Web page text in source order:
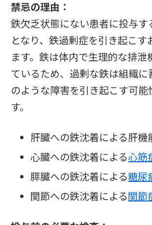
禁忌の理由：
鉄欠乏状態にない患者に投与す
となり、鉄過剰症を引き起こす
ます。鉄は体内で生理的な排泄
ているため、過剰な鉄は組織に
のような障害を引き起こす可能
す。
肝臓への鉄沈着による肝機
心臓への鉄沈着による心筋
膵臓への鉄沈着による糖尿
関節への鉄沈着による関節